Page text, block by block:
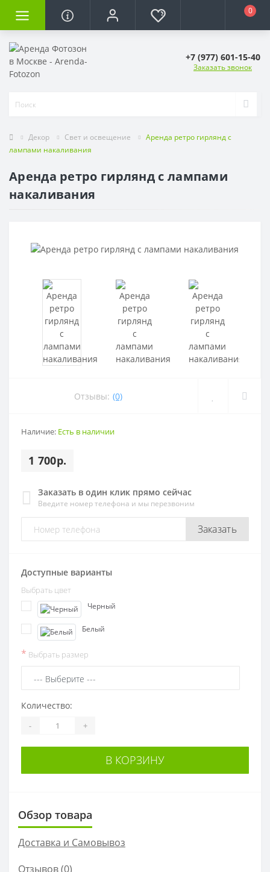
0
+7 (977) 601-15-40
Заказать звонок
Декор Свет и освещение
Аренда ретро гирлянд с
лампами накаливания
Аренда ретро гирлянд с лампами
накаливания
Отзывы: (0)
Наличие: Есть в наличии
1 700р.
Заказать в один клик прямо сейчас
Введите номер телефона и мы перезвоним
Заказать
Доступные варианты
Выбрать цвет
Черный
Белый
* Выбрать размер
Количество:
- +
В КОРЗИНУ
Обзор товара
Доставка и Самовывоз
Отзывов (0)